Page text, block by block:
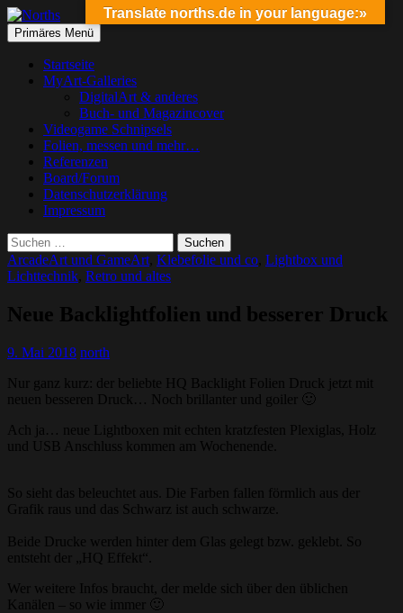
Norths
Suchen
Primäres Menü Springe
zum
Startseite
MyArt-Galleries
DigitalArt & anderes
Buch- und Magazincover
Videogame Schnipsels
Folien, messen und mehr…
Referenzen
Board/Forum
Datenschutzerklärung
Impressum
Suchen
nach:
ArcadeArt und GameArt Klebefolie und co Lightbox und
Lichttechnik Retro und altes
Neue Backlightfolien und besserer Druck
9. Mai 2018 north
Nur ganz kurz: der beliebte HQ Backlight Folien Druck jetzt mit
neuen besseren Druck… Noch brillanter und goiler 🙂
Ach ja… neue Lightboxen mit echten kratzfesten Plexiglas, Holz
und USB Anschluss kommen am Wochenende.
So sieht das beleuchtet aus. Die Farben fallen förmlich aus der
Grafik raus und das Schwarz ist auch schwarze.
Beide Drucke werden hinter dem Glas gelegt bzw. geklebt. So
entsteht der „HQ Effekt“.
Wer weitere Infos braucht, der melde sich über den üblichen
Kanälen – so wie immer 🙂
Translate norths.de in your language:»